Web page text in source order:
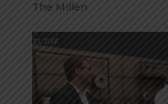
The Millèn